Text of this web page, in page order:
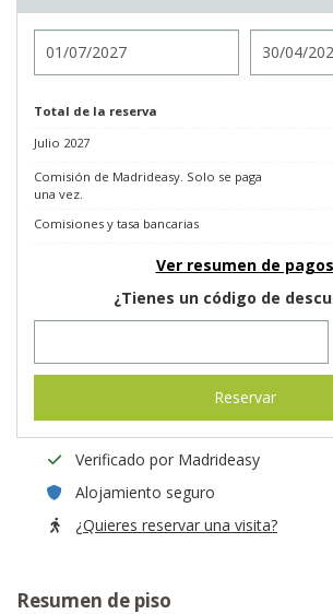
Total de la reserva
Julio 2027
Comisión de Madrideasy. Solo se paga
una vez.
Comisiones y tasa bancarias
Ver resumen de pagos
¿Tienes un código de
Reservar
Verificado por Madrideasy
Alojamiento seguro
¿Quieres reservar una visita?
Resumen de piso